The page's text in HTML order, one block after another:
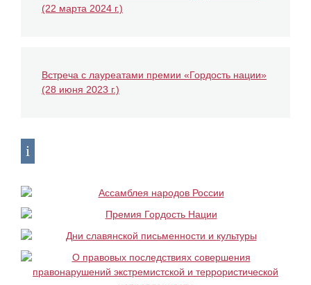
(22 марта 2024 г.)
Встреча с лауреатами премии «Гордость нации»
(28 июня 2023 г.)